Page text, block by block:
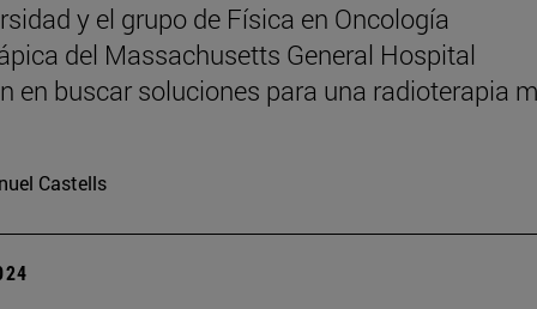
y el grupo de Física en Oncología
del Massachusetts General Hospital
en buscar soluciones para una radioterapia
Castells